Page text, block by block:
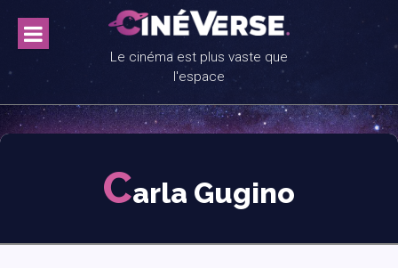
content
Le cinéma est plus vaste que
l'espace
Carla Gugino